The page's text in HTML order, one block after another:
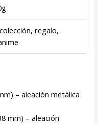
regalo,
– aleación metálica
mm) – aleación